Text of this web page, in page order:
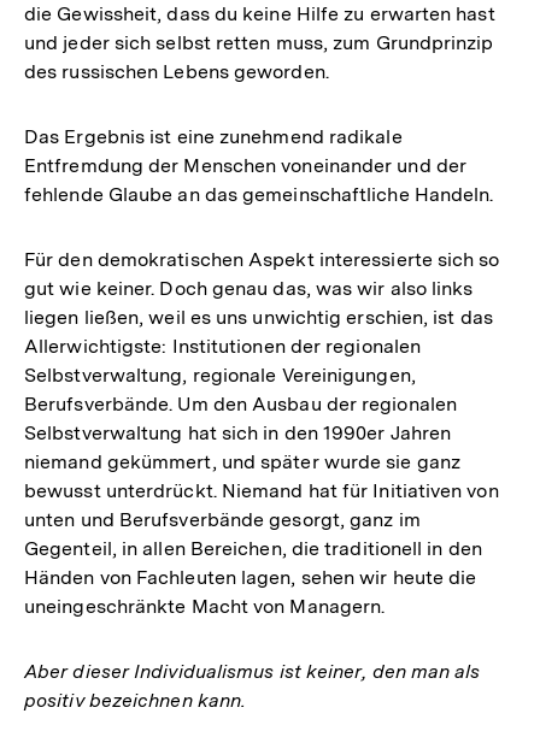
die Gewissheit, dass du keine Hilfe zu erwarten hast
und jeder sich selbst retten muss, zum Grundprinzip
des russischen Lebens geworden.
Das Ergebnis ist eine zunehmend radikale
Entfremdung der Menschen voneinander und der
fehlende Glaube an das gemeinschaftliche Handeln.
Für den demokratischen Aspekt interessierte sich so
gut wie keiner. Doch genau das, was wir also links
liegen ließen, weil es uns unwichtig erschien, ist das
Allerwichtigste: Institutionen der regionalen
Selbstverwaltung, regionale Vereinigungen,
Berufsverbände. Um den Ausbau der regionalen
Selbstverwaltung hat sich in den 1990er Jahren
niemand gekümmert, und später wurde sie ganz
bewusst unterdrückt. Niemand hat für Initiativen von
unten und Berufsverbände gesorgt, ganz im
Gegenteil, in allen Bereichen, die traditionell in den
Händen von Fachleuten lagen, sehen wir heute die
uneingeschränkte Macht von Managern.
Aber dieser Individualismus ist keiner, den man als
positiv bezeichnen kann.